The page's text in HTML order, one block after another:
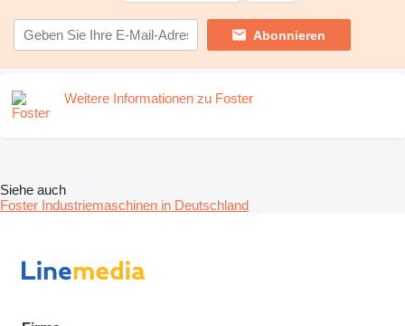
Abonnieren
Weitere Informationen zu Foster
Siehe auch
Foster Industriemaschinen in Deutschland